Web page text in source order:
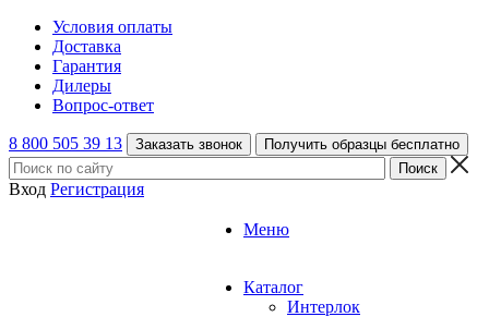
Условия оплаты
Доставка
Гарантия
Дилеры
Вопрос-ответ
8 800 505 39 13 Заказать звонок Получить образцы бесплатно
Вход Регистрация
Меню
Каталог
Интерлок